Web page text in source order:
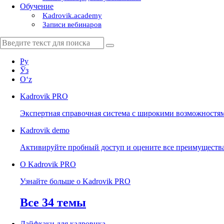
Обучение
Kadrovik.academy
Записи вебинаров
Ру
Ўз
Oʻz
Kadrovik PRO
Экспертная справочная система с широкими
Kadrovik demo
Активируйте пробный доступ и оцените все
О Kadrovik PRO
Узнайте больше о Kadrovik PRO
Все 34 темы